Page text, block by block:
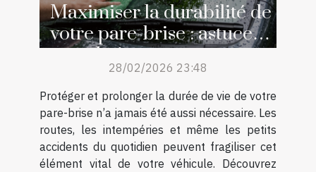
Maximiser la durabilité de
votre pare-brise : astuces
et techniques
28/02/2026 23:48
Protéger et prolonger la durée de vie de votre
pare-brise n’a jamais été aussi nécessaire. Les
routes, les intempéries et même les petits
accidents du quotidien peuvent fragiliser cet
élément vital de votre véhicule. Découvrez